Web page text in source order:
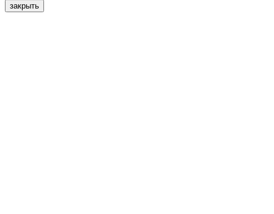
закрыть